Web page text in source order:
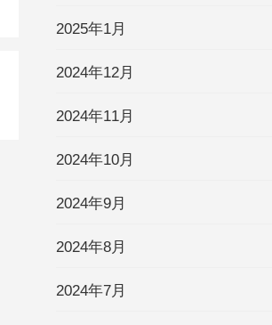
2025年1月
2024年12月
2024年11月
2024年10月
2024年9月
2024年8月
2024年7月